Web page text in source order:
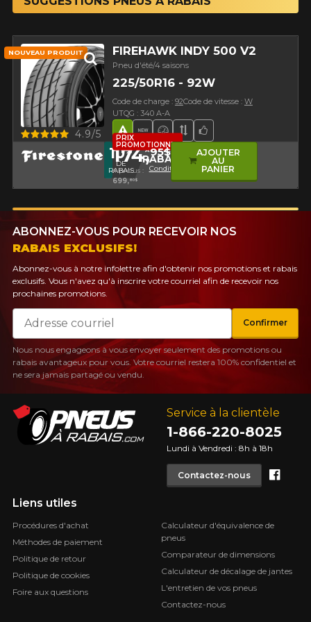
FIREHAWK INDY 500 V2
Pneu d'été/4 saisons
225/50R16 - 92W
Code de charge : 92Code de vitesse : W
UTQG : 340 A-A
Nouveau produit
Pneu haute performance
Bande de roulement
Choix de l'équipe
Hasard routier
Aperçu 4.9/5
NOUVEAU PRODUIT
10%
DE
RABAIS
AVEC LE CODE
RABAIS10
Conditions
PRIX
PROMOTIONNEL
174,95$
4 pneus :
699,80$
AJOUTER
AU
PANIER
Service à la clientèle
1-866-220-8025
Lundi à Vendredi : 8h à 18h
Contactez-nous
Liens utiles
Procédures d'achat
Méthodes de paiement
Politique de retour
Politique de cookies
Foire aux questions
Calculateur d'équivalence de
pneus
Comparateur de dimensions
Calculateur de décalage de jantes
L'entretien de vos pneus
Contactez-nous
ABONNEZ-VOUS POUR RECEVOIR NOS
RABAIS EXCLUSIFS!
Abonnez-vous à notre infolettre afin d'obtenir nos promotions et rabais
exclusifs. Vous n'avez qu'à inscrire votre courriel afin de recevoir nos
prochaines promotions.
Courriel
Confirmer
Nous nous engageons à vous envoyer seulement des promotions ou
rabais avantageux pour vous. Votre courriel restera 100% confidentiel et
ne sera jamais partagé ou vendu.